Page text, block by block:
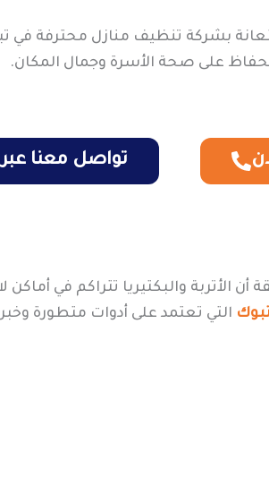
بشركة تنظيف منازل محترفة في
على صحة الأسرة وجمال المكان.
تواصل معنا
الأتربة والبكتيريا تتراكم في
التي تعتمد على أدوات متطورة